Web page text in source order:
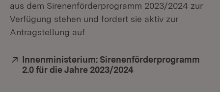
aus dem Sirenenförderprogramm 2023/2024 zur
Verfügung stehen und fordert sie aktiv zur
Antragstellung auf.
Extern:
Innenministerium: Sirenenförderprogramm
2.0 für die Jahre 2023/2024